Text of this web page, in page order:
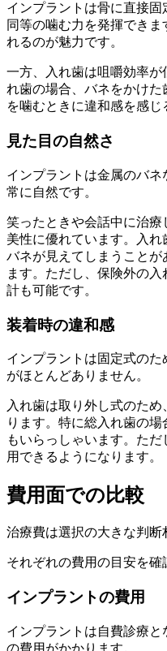
インプラントは骨に直接
同等の噛む力を発揮でき
れるのが魅力です。
一方、入れ歯は咀嚼効率
れ歯の場合、バネをかけ
を噛むときに違和感を感じ
見た目の自然さ
インプラントは金属のバ
常に自然です。
笑ったときや会話中に治
美性に優れています。入
バネが見えてしまうこと
ます。ただし、保険外の
計も可能です。
装着時の違和感
インプラントは固定式の
がほとんどありません。
入れ歯は取り外し式のた
ります。特に総入れ歯の
もいらっしゃいます。た
用できるようになります。
費用面での比較
治療費は選択の大きな判断
それぞれの費用の目安を確
インプラントの費用
インプラントは自費診療
の費用がかかります。